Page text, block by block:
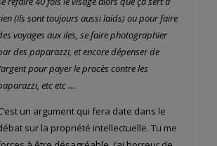
(ils sont toujours aussi laids) ou pour faire
voyages aux iles, se faire photographier
des paparazzi, et encore dépenser de
pour payer le procès contre les
etc etc …
un argument qui fera date dans le
sur la propriété intellectuelle. Tu me